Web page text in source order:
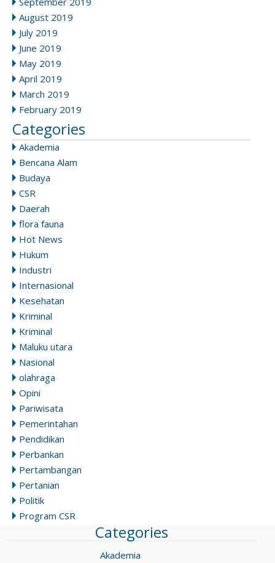
August 2019
July 2019
June 2019
May 2019
April 2019
March 2019
February 2019
Categories
Akademia
Bencana Alam
Budaya
CSR
Daerah
flora fauna
Hot News
Hukum
Industri
Internasional
Kesehatan
Kriminal
Kriminal
Maluku utara
Nasional
olahraga
Opini
Pariwisata
Pemerintahan
Pendidikan
Perbankan
Pertambangan
Pertanian
Politik
Program CSR
Categories
Akademia